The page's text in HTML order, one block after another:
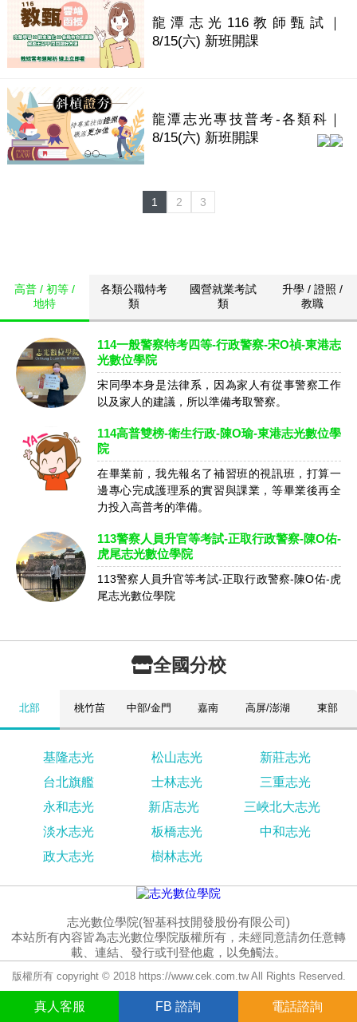
真人 客服 FB 諮詢 電話諮詢
龍潭志光116教師甄試｜
8/15(六) 新班開課
龍潭志光專技普考-各類科｜
8/15(六) 新班開課
1 2 3
高普 / 初等 /
地特
各類公職特考
類
國營就業考試
類
升學 / 證照 /
教職
114一般警察特考四等-行政警察-宋O禎-東港志
光數位學院
宋同學本身是法律系，因為家人有從事警察工作
以及家人的建議，所以準備考取警察。
114高普雙榜-衛生行政-陳O瑜-東港志光數位學
院
在畢業前，我先報名了補習班的視訊班，打算一
邊專心完成護理系的實習與課業，等畢業後再全
力投入高普考的準備。
113警察人員升官等考試-正取行政警察-陳O佑-
虎尾志光數位學院
113警察人員升官等考試-正取行政警察-陳O佑-虎
尾志光數位學院
全國分校
北部 桃竹苗 中部/金門 嘉南 高屏/澎湖 東部
基隆志光 松山志光
新莊志光
台北旗艦
士林志光
三重志光
永和志光
新店志光
三峽北大志光
淡水志光
板橋志光
中和志光
政大志光
樹林志光
志光數位學院(智基科技開發股份有限公司)
本站所有內容皆為志光數位學院版權所有，未經同意請勿任意轉
載、連結、發行或刊登他處，以免觸法。
版權所有 copyright © 2018 https://www.cek.com.tw All Rights Reserved.